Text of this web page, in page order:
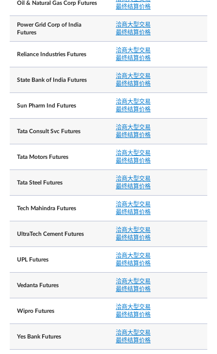
Oil & Natural Gas Corp Futures
最终结算价格
Power Grid Corp of India
Futures
洽商大型交易
最终结算价格
Reliance Industries Futures
洽商大型交易
最终结算价格
State Bank of India Futures
洽商大型交易
最终结算价格
Sun Pharm Ind Futures
洽商大型交易
最终结算价格
Tata Consult Svc Futures
洽商大型交易
最终结算价格
Tata Motors Futures
洽商大型交易
最终结算价格
Tata Steel Futures
洽商大型交易
最终结算价格
Tech Mahindra Futures
洽商大型交易
最终结算价格
UltraTech Cement Futures
洽商大型交易
最终结算价格
UPL Futures
洽商大型交易
最终结算价格
Vedanta Futures
洽商大型交易
最终结算价格
Wipro Futures
洽商大型交易
最终结算价格
Yes Bank Futures
洽商大型交易
最终结算价格